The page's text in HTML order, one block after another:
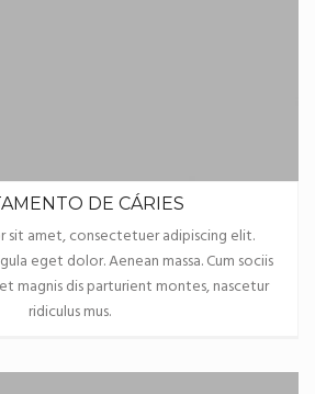
DE CÁRIES
sit amet, consectetuer adipiscing elit.
eget dolor. Aenean massa. Cum sociis
magnis dis parturient montes, nascetur
ridiculus mus.